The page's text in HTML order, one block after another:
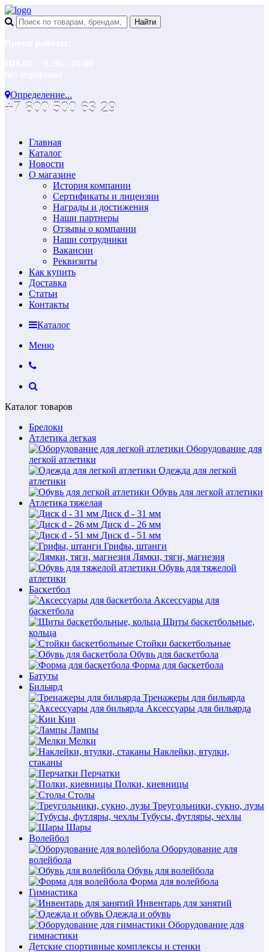
Определение...
+7 800 500 63 29
Главная
Каталог
Новости
О магазине
История компании
Сертификаты и лицензии
Награды и достижения
Наши партнеры
Отзывы о компании
Наши сотрудники
Вакансии
Реквизиты
Как купить
Доставка
Статьи
Контакты
Каталог
Меню
Каталог товаров
Брелоки
Атлетика легкая
Оборудование для
легкой атлетики
Одежда для легкой
атлетики
Обувь для легкой атлетики
Атлетика тяжелая
Диск d - 31 мм
Диск d - 26 мм
Диск d - 51 мм
Грифы, штанги
Лямки, тяги, магнезия
Обувь для тяжелой
атлетики
Баскетбол
Аксессуары для
баскетбола
Щиты баскетбольные,
кольца
Стойки баскетбольные
Обувь для баскетбола
Форма для баскетбола
Батуты
Бильярд
Тренажеры для бильярда
Аксессуары для бильярда
Кии
Лампы
Мелки
Наклейки, втулки,
стаканы
Перчатки
Полки, киевницы
Столы
Треугольники, сукно, лузы
Тубусы, футляры, чехлы
Шары
Волейбол
Оборудование для
волейбола
Обувь для волейбола
Форма для волейбола
Гимнастика
Инвентарь для занятий
Одежда и обувь
Оборудование для
гимнастики
Детские спортивные комплексы и стенки